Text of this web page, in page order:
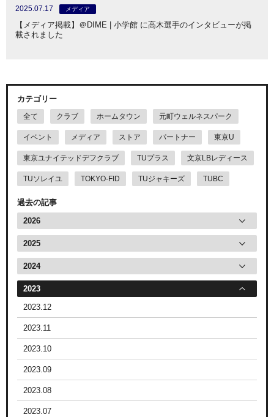
2025.07.17 メディア
【メディア掲載】＠DIME | 小学館 に高木選手のインタビューが掲
載されました
カテゴリー
全て クラブ ホームタウン 元町ウェルネスパーク
イベント メディア ストア パートナー 東京U
東京ユナイテッドデフクラブ TUプラス 文京LBレディース
TUソレイユ TOKYO-FID TUジャキーズ TUBC
過去の記事
2026
2025
2024
2023
2023.12
2023.11
2023.10
2023.09
2023.08
2023.07